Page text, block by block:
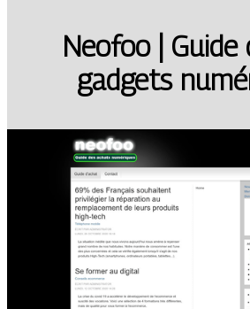
Neofoo | Guide
gadgets